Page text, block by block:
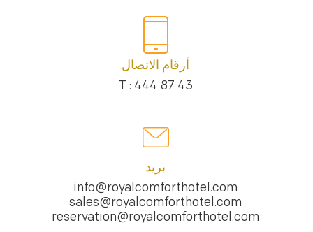
أرقام الاتصال
T : 444 87 43
بريد
info@royalcomforthotel.com
sales@royalcomforthotel.com
reservation@royalcomforthotel.com